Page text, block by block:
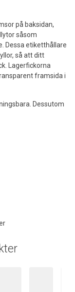
på baksidan,
såsom
Dessa etiketthållare
så att ditt
Lagerfickorna
framsida i
Dessutom